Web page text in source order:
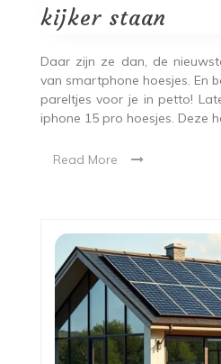
kijker staan
Daar zijn ze dan, de
van smartphone hoesjes. En
pareltjes voor je in petto!
iphone 15 pro hoesjes. Deze
Read More